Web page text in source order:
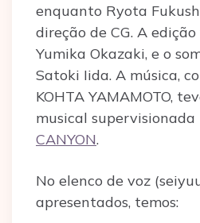
enquanto Ryota
direção de CG. A
Yumika Okazaki, e o
Satoki Iida. A música,
KOHTA YAMAMOTO,
musical supervisionada
CANYON.
No elenco de voz
apresentados, temos: